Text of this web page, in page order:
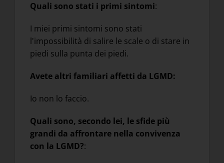
Quali sono stati i primi sintomi:
I miei primi sintomi sono stati
l'impossibilità di salire le scale o di stare in
piedi sulla punta dei piedi.
Avete altri familiari affetti da LGMD:
Io non lo faccio.
Quali sono, secondo lei, le sfide più
grandi da affrontare nella convivenza
con la LGMD?: